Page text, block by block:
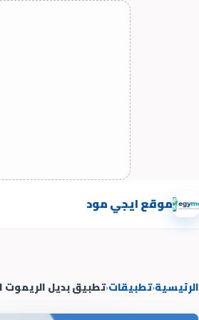
موقع ايجي مود
الرئيسية‹تطبيقات‹تطبيق بديل الريموت